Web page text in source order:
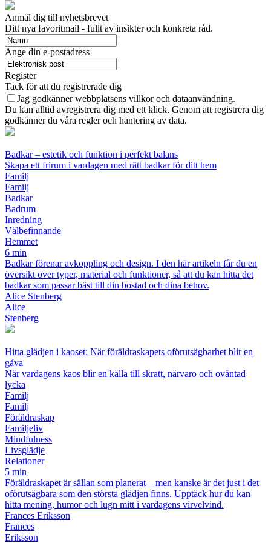
Anmäl dig till nyhetsbrevet
Ditt nya favoritmail - fullt av insikter och konkreta råd.
Ange din e-postadress
Register
Tack för att du registrerade dig
Jag godkänner webbplatsens villkor och dataanvändning.
Du kan alltid avregistrera dig med ett klick. Genom att registrera dig
godkänner du våra regler och hantering av data.
Badkar – estetik och funktion i perfekt balans
Skapa ett frirum i vardagen med rätt badkar för ditt hem
Familj
Familj
Badkar
Badrum
Inredning
Välbefinnande
Hemmet
6 min
Badkar förenar avkoppling och design. I den här artikeln får du en
översikt över typer, material och funktioner, så att du kan hitta det
badkar som passar bäst till din bostad och dina behov.
Alice Stenberg
Alice
Stenberg
Hitta glädjen i kaoset: När föräldraskapets oförutsägbarhet blir en
gåva
När vardagens kaos blir en källa till skratt, närvaro och oväntad
lycka
Familj
Familj
Föräldraskap
Familjeliv
Mindfulness
Livsglädje
Relationer
5 min
Föräldraskapet är sällan som planerat – men kanske är det just i det
oförutsägbara som den största glädjen finns. Upptäck hur du kan
hitta mening, humor och lugn mitt i vardagens virvelvind.
Frances Eriksson
Frances
Eriksson